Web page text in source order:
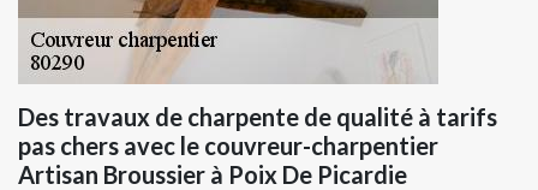
Des travaux de charpente de qualité à tarifs
pas chers avec le couvreur-charpentier
Artisan Broussier à Poix De Picardie